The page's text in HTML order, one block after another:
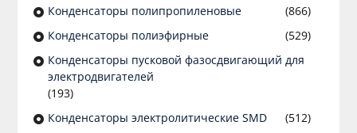
Конденсаторы полипропиленовые
(866)
Конденсаторы полиэфирные
(529)
Конденсаторы пусковой фазосдвигающий для
электродвигателей
(193)
Конденсаторы электролитические SMD
(512)